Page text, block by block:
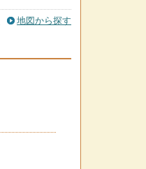
地図から探す